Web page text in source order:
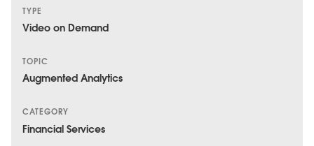
TYPE
Video on Demand
TOPIC
Augmented Analytics
CATEGORY
Financial Services